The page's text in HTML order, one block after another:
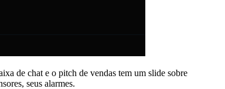
de chat e o pitch de vendas tem um slide sobre
seus alarmes.